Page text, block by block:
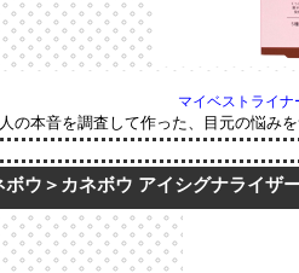
マイベストライナ
の本音を調査して作った、目元の悩み
ボウ＞カネボウ アイシグナライザ